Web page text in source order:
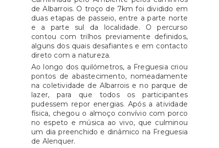
de Albarrois. O troço de 7km foi dividido em
duas etapas de passeio, entre a parte norte
e a parte sul da localidade. O percurso
contou com trilhos previamente definidos,
alguns dos quais desafiantes e em contacto
direto com a natureza.
Ao longo dos quilómetros, a Freguesia criou
pontos de abastecimento, nomeadamente
na coletividade de Albarrois e no parque de
lazer, para que todos os participantes
pudessem repor energias. Após a atividade
física, chegou o almoço convívio com porco
no espeto e música ao vivo, que culminou
um dia preenchido e dinâmico na Freguesia
de Alenquer.